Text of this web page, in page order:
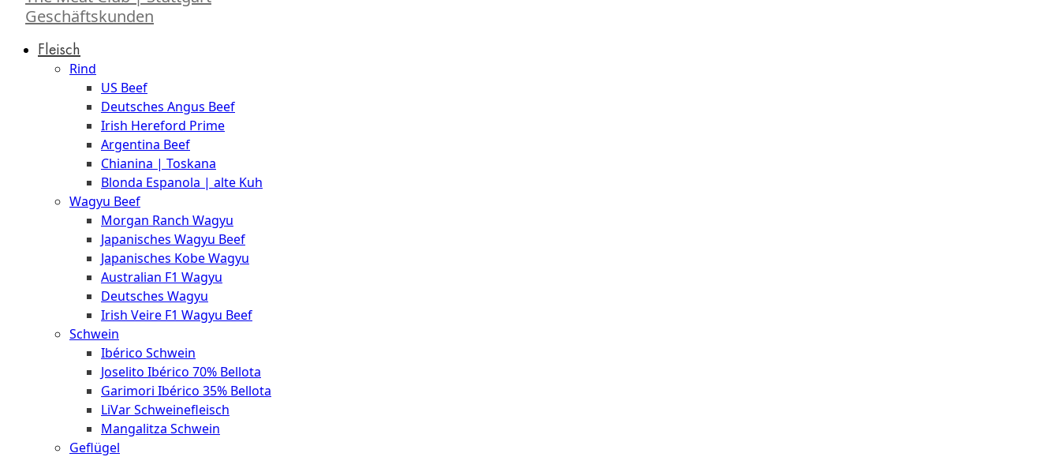
Geschäftskunden
Fleisch
Rind
US Beef
Deutsches Angus Beef
Irish Hereford Prime
Argentina Beef
Chianina | Toskana
Blonda Espanola | alte Kuh
Wagyu Beef
Morgan Ranch Wagyu
Japanisches Wagyu Beef
Japanisches Kobe Wagyu
Australian F1 Wagyu
Deutsches Wagyu
Irish Veire F1 Wagyu Beef
Schwein
Ibérico Schwein
Joselito Ibérico 70% Bellota
Garimori Ibérico 35% Bellota
LiVar Schweinefleisch
Mangalitza Schwein
Geflügel